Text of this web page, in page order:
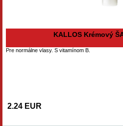
KALLOS Krémový
Pre normálne vlasy. S vitamínom B.
2.24 EUR